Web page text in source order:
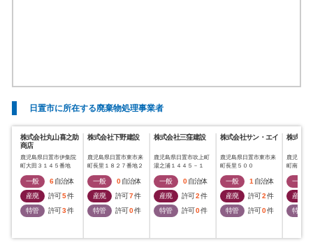
日置市に所在する廃棄物処理事業者
株式会社丸山喜之助
商店
鹿児島県日置市伊集院
町大田３１４５番地
一般 6 自治体
産廃
許可5件
特管
許可3件
株式会社下野建設
鹿児島県日置市東市来
町長里１８２７番地２
一般 0 自治体
産廃
許可7件
特管
許可0件
株式会社三窪建設
鹿児島県日置市吹上町
湯之浦１４４５－１
一般 0 自治体
産廃
許可2 件
特管
許可0件
株式会社サン・エイ
鹿児島県日置市東市来
町長里５００
一般 1 自治体
産廃
許可2 件
特管
許可0件
株式会
鹿児島県
町南神之
一般
産廃
特管